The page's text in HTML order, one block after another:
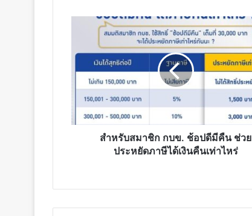
ปดี
ช่วย
ประหยัด
เท่า
สำหรับสมาชิก กบข. ช้อปดีมีคืน ช่วย
ประหยัดภาษีได้เงินคืนเท่าไหร่